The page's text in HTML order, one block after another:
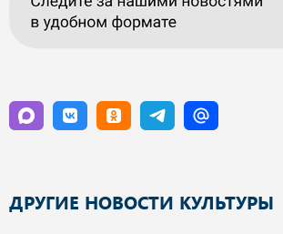
ДРУГИЕ НОВОСТИ КУЛЬТУРЫ